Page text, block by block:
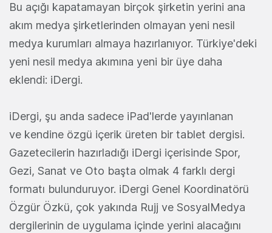
Bu açığı kapatamayan birçok şirketin yerini ana
akım medya şirketlerinden olmayan yeni nesil
medya kurumları almaya hazırlanıyor. Türkiye'deki
yeni nesil medya akımına yeni bir üye daha
eklendi: iDergi.
iDergi, şu anda sadece iPad'lerde yayınlanan
ve kendine özgü içerik üreten bir tablet dergisi.
Gazetecilerin hazırladığı iDergi içerisinde Spor,
Gezi, Sanat ve Oto başta olmak 4 farklı dergi
formatı bulunduruyor. iDergi Genel Koordinatörü
Özgür Özkü, çok yakında Rujj ve SosyalMedya
dergilerinin de uygulama içinde yerini alacağını